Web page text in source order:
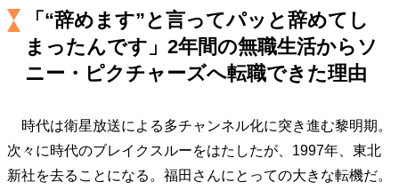
重圧との向き合い方 一流のルーティン
20代の現在地
忘れられない言葉
10代・20代の土台
ライフスタイル・生き方
40代からの景色 50代のリアル
美しさの哲学
「“辞めます”と言ってパッと辞めてし
まったんです」2年間の無職生活からソ
ニー・ピクチャーズへ転職できた理由
時代は衛星放送による多チャンネル化に突き進む黎明期。
次々に時代のブレイクスルーをはたしたが、1997年、東北
新社を去ることになる。福田さんにとっての大きな転機だ。